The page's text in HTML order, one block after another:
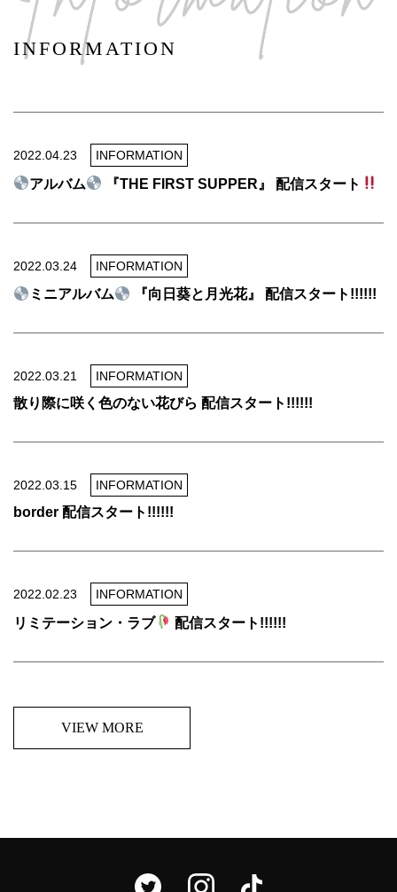
INFORMATION
2022.04.23 INFORMATION
アルバム 『THE FIRST SUPPER』 配信スタート
2022.03.24 INFORMATION
ミニアルバム 『向日葵と月光花』 配信スタート!!!!!!
2022.03.21 INFORMATION
散り際に咲く色のない花びら 配信スタート!!!!!!
2022.03.15 INFORMATION
border 配信スタート!!!!!!
2022.02.23 INFORMATION
リミテーション・ラブ 配信スタート!!!!!!
VIEW MORE